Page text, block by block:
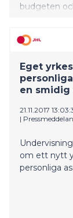
budgeten
Eget
en smidig
21.11.2017
|
om ett nytt
personliga